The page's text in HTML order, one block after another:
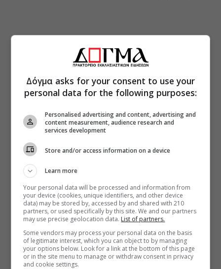
Δόγμα asks for your consent to use your
personal data for the following purposes:
Personalised advertising and content, advertising and
content measurement, audience research and
services development
Store and/or access information on a device
Learn more
Your personal data will be processed and information from
your device (cookies, unique identifiers, and other device
data) may be stored by, accessed by and shared with 210
partners, or used specifically by this site. We and our partners
may use precise geolocation data. List of partners.
Some vendors may process your personal data on the basis
of legitimate interest, which you can object to by managing
your options below. Look for a link at the bottom of this page
or in the site menu to manage or withdraw consent in privacy
and cookie settings.